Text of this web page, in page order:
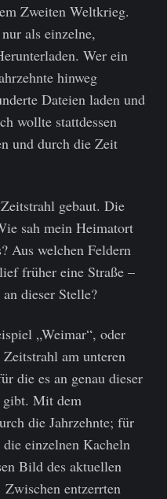
Zweiten Weltkrieg.
als einzelne,
Wer ein
hinweg
Dateien laden und
wollte stattdessen
und durch die Zeit
gebaut. Die
sah mein Heimatort
Aus welchen Feldern
früher eine Straße –
dieser Stelle?
„Weimar“, oder
am unteren
die es an genau dieser
gibt. Mit dem
die Jahrzehnte; für
einzelnen Kacheln
Bild des aktuellen
Zwischen entzerrten